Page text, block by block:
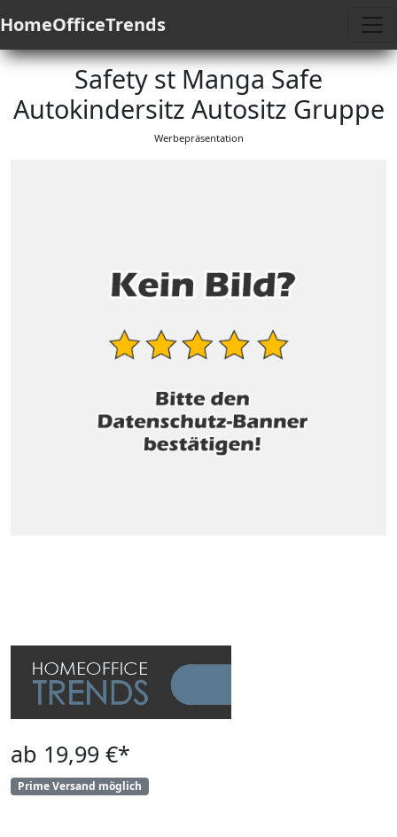
HomeOfficeTrends
Safety st Manga Safe
Autokindersitz Autositz Gruppe
Werbepräsentation
ab 19,99 €*
Prime Versand möglich